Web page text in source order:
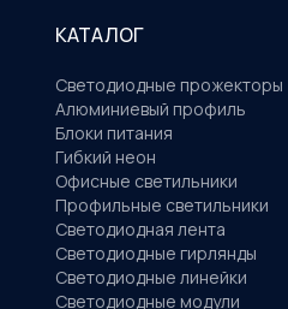
КАТАЛОГ
Светодиодные прожекторы
Алюминиевый профиль
Блоки питания
Гибкий неон
Офисные светильники
Профильные светильники
Светодиодная лента
Светодиодные гирлянды
Светодиодные линейки
Светодиодные модули